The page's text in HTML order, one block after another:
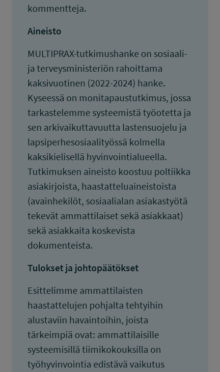
kommentteja.
Aineisto
MULTIPRAX-tutkimushanke on sosiaali-
ja terveysministeriön rahoittama
kaksivuotinen (2022-2024) hanke.
Kyseessä on monitapaustutkimus, jossa
tarkastelemme systeemistä työotetta ja
sen arkivaikuttavuutta lastensuojelu ja
lapsiperhesosiaalityössä kolmella
kaksikielisellä hyvinvointialueella.
Tutkimuksen aineisto koostuu poltiikka
asiakirjoista, haastatteluaineistoista
(avainhekilöt, sosiaalialan asiakastyötä
tekevät ammattilaiset sekä asiakkaat)
sekä asiakkaita koskevista
dokumenteista.
Tulokset ja johtopäätökset
Esittelimme ammattilaisten
haastattelujen pohjalta tehtyihin
alustaviin havaintoihin, joista
tärkeimpiä ovat: ammattilaisille
systeemisillä tiimikokouksilla on
työhyvinvointia edistävä vaikutus